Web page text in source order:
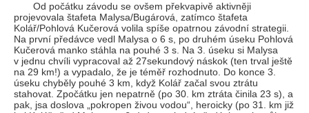
Od počátku závodu se ovšem překvapivě aktivněji
projevovala štafeta Malysa/Bugárová, zatímco štafeta
Kolář/Pohlová Kučerová volila spíše opatrnou závodní strategii.
Na první předávce vedl Malysa o 6 s, po druhém úseku Pohlová
Kučerová manko stáhla na pouhé 3 s. Na 3. úseku si Malysa
v jednu chvíli vypracoval až 27sekundový náskok (ten trval ještě
na 29 km!) a vypadalo, že je téměř rozhodnuto. Do konce 3.
úseku chyběly pouhé 3 km, když Kolář začal svou ztrátu
stahovat. Zpočátku jen nepatrně (po 30. km ztráta činila 23 s), a
pak, jsa doslova „pokropen živou vodou“, heroicky (po 31. km již